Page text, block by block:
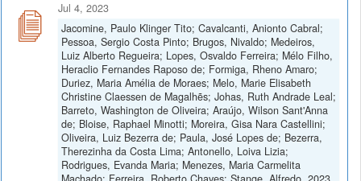
Jul 4, 2023
Jacomine, Paulo Klinger Tito; Cavalcanti, Anionto Cabral;
Pessoa, Sergio Costa Pinto; Brugos, Nivaldo; Medeiros,
Luiz Alberto Regueira; Lopes, Osvaldo Ferreira; Mélo Filho,
Heraclio Fernandes Raposo de; Formiga, Rheno Amaro;
Duriez, Maria Amélia de Moraes; Melo, Marie Elisabeth
Christine Claessen de Magalhẽs; Johas, Ruth Andrade Leal;
Barreto, Washington de Oliveira; Araújo, Wilson Sant'Anna
de; Bloise, Raphael Minotti; Moreira, Gisa Nara Castellini;
Oliveira, Luiz Bezerra de; Paula, José Lopes de; Bezerra,
Therezinha da Costa Lima; Antonello, Loiva Lizia;
Rodrigues, Evanda Maria; Menezes, Maria Carmelita